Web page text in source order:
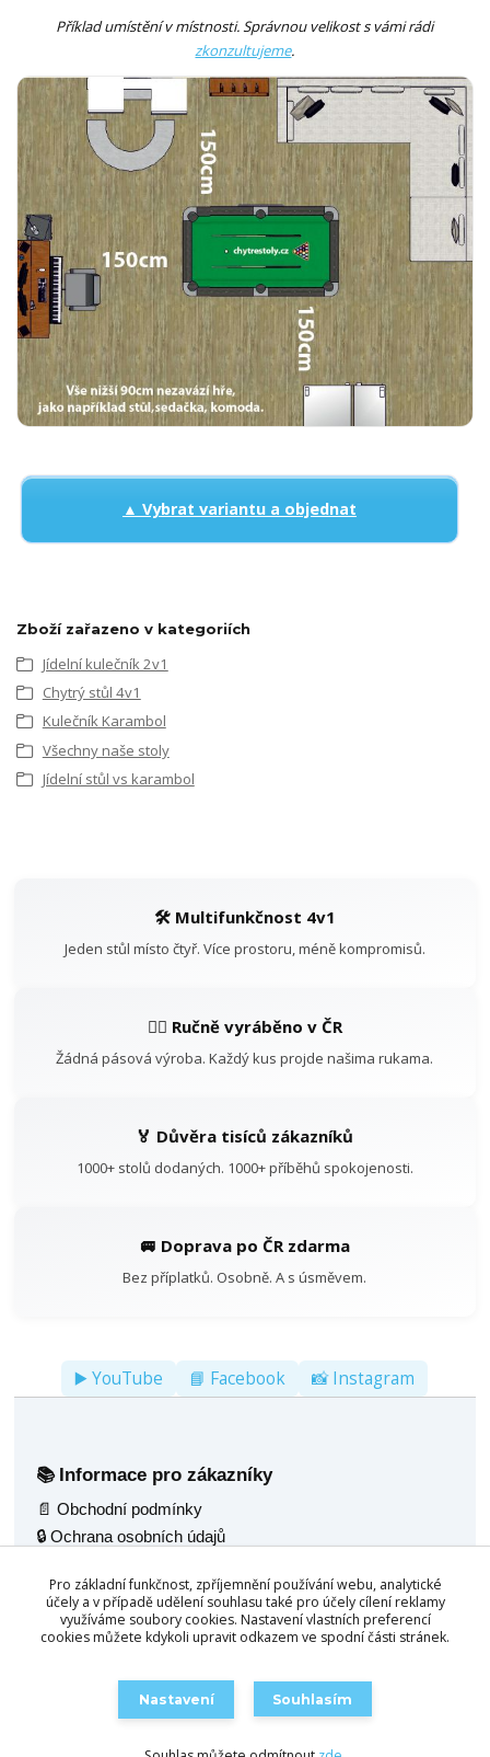
Příklad umístění v místnosti. Správnou velikost s vámi rádi
zkonzultujeme.
▲ Vybrat variantu a objednat
Zboží zařazeno v kategoriích
Jídelní kulečník 2v1
Chytrý stůl 4v1
Kulečník Karambol
Všechny naše stoly
Jídelní stůl vs karambol
🛠️ Multifunkčnost 4v1
Jeden stůl místo čtyř. Více prostoru, méně kompromisů.
👷‍♂️ Ručně vyráběno v ČR
Žádná pásová výroba. Každý kus projde našima rukama.
🏅 Důvěra tisíců zákazníků
1000+ stolů dodaných. 1000+ příběhů spokojenosti.
🚐 Doprava po ČR zdarma
Bez příplatků. Osobně. A s úsměvem.
▶️ YouTube 📘 Facebook 📸 Instagram
📚 Informace pro zákazníky
📄 Obchodní podmínky
🔒 Ochrana osobních údajů
🖼️ Fotogalerie
🌟 Reference
💬 Poradenský servis
🎱 Kulečník jídelní 2v1
Pro základní funkčnost, zpříjemnění používání webu, analytické
účely a v případě udělení souhlasu také pro účely cílení reklamy
využíváme soubory cookies. Nastavení vlastních preferencí
cookies můžete kdykoli upravit odkazem ve spodní části stránek.
Nastavení Souhlasím